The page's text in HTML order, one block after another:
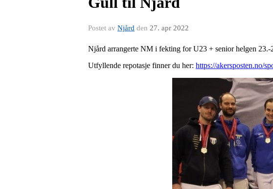
Postet av Njård den 27. apr 2022
Njård arrangerte NM i fekting for U23 + senior helgen
Utfyllende repotasje finner du her: https://akersposten.no/